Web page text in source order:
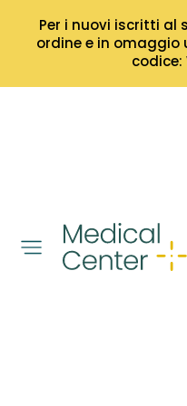
Per i nuovi iscritti al
ordine e in omaggio
codice: